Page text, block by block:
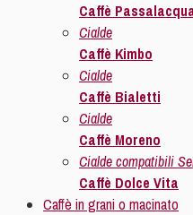
Caffè
Cialde
Caffè Kimbo
Cialde
Caffè Bialetti
Cialde
Caffè Moreno
Cialde compatibili
Caffè Dolce Vita
Caffè in grani o macinato